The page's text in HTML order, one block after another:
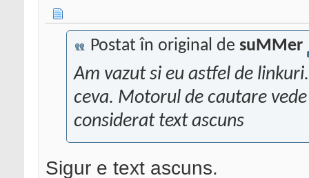
Postat în original de suMMer
Am vazut si eu astfel de
ceva. Motorul de cautare
considerat text ascuns
Sigur e text ascuns.